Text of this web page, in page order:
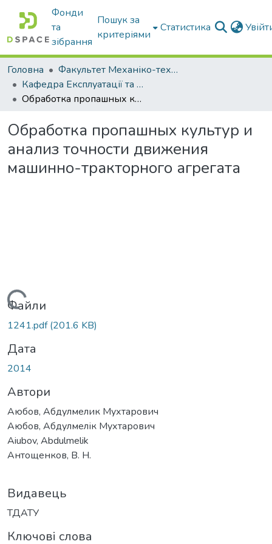
Фонди
та
зібрання
Пошук за
критеріями
Статистика
Головна
Факультет Механіко-технологічний
Кафедра Експлуатації та технічного сервісу машин
Обработка пропашных культур и анализ точности движения машинно-тракторного агрегата
Обработка пропашных культур и
анализ точности движения
машинно-тракторного агрегата
Вантажиться...
Файли
1241.pdf(201.6 KB)
Дата
2014
Автори
Аюбов, Абдулмелик Мухтарович
Аюбов, Абдулмелік Мухтарович
Aiubov, Abdulmelik
Антощенков, В. Н.
Видавець
ТДАТУ
Ключові слова